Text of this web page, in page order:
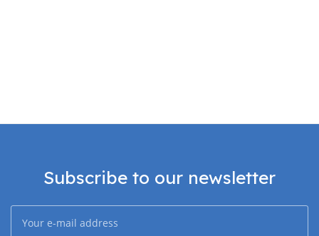
Subscribe to our newsletter